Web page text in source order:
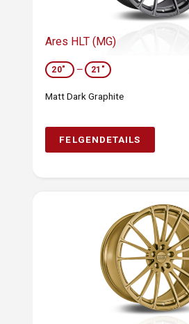
Ares HLT (MG)
20" — 21"
Matt Dark Graphite
FELGENDETAILS